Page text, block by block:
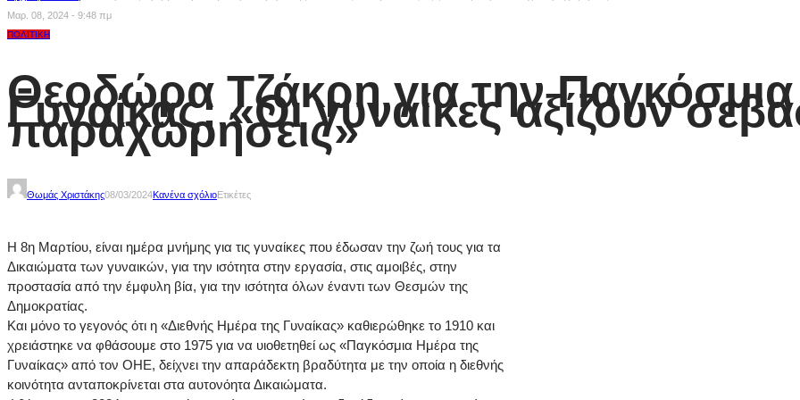
Μαρ. 08, 2024 - 9:48 πμ
ΠΟΛΙΤΙΚΉ
Θεοδώρα Τζάκρη για την
Γυναίκας: «Οι γυναίκες αξίζουν
παραχωρήσεις»
Θωμάς Χριστάκης08/03/2024Κανένα σχόλιοΕτικέτες
Η 8η Μαρτίου, είναι ημέρα μνήμης για τις γυναίκες που έδωσαν την ζωή τους για τα
Δικαιώματα των γυναικών, για την ισότητα στην εργασία, στις αμοιβές, στην
προστασία από την έμφυλη βία, για την ισότητα όλων έναντι των Θεσμών της
Δημοκρατίας.
Και μόνο το γεγονός ότι η «Διεθνής Ημέρα της Γυναίκας» καθιερώθηκε το 1910 και
χρειάστηκε να φθάσουμε στο 1975 για να υιοθετηθεί ως «Παγκόσμια Ημέρα της
Γυναίκας» από τον ΟΗΕ, δείχνει την απαράδεκτη βραδύτητα με την οποία η διεθνής
κοινότητα ανταποκρίνεται στα αυτονόητα Δικαιώματα.